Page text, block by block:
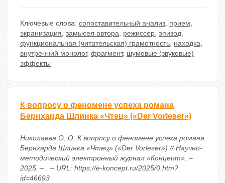
Ключевые слова: сопоставительный анализ, прием,
экранизация, замысел автора, режиссер, эпизод,
функциональная (читательская) грамотность, находка,
внутренний монолог, фрагмент, шумовые (звуковые)
эффекты
К вопросу о феномене успеха романа
Бернхарда Шлинка «Чтец» («Der Vorleser»)
Николаева О. О. К вопросу о феномене успеха романа
Бернхарда Шлинка «Чтец» («Der Vorleser») // Научно-
методический электронный журнал «Концепт». –
2025. – . – URL: https://e-koncept.ru/2025/0.htm?
id=46693